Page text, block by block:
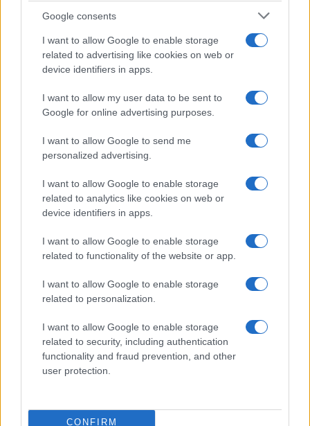
Google consents
I want to allow Google to enable storage
related to advertising like cookies on web or
device identifiers in apps.
I want to allow my user data to be sent to
Google for online advertising purposes.
I want to allow Google to send me
personalized advertising.
I want to allow Google to enable storage
related to analytics like cookies on web or
device identifiers in apps.
I want to allow Google to enable storage
related to functionality of the website or app.
I want to allow Google to enable storage
related to personalization.
I want to allow Google to enable storage
related to security, including authentication
functionality and fraud prevention, and other
user protection.
CONFIRM
és szinte naponta átjár Kelet-
Berlinbe dolgozni a Palesztina
Felszabadítási Szervezet (PFSZ)
irodájába.
A három túszejtő szabadon bocsátását
követően felröppent az az elmélet, hogy
Nyugat-Németország segítette elő a
szabadulásukat, hogy elkerülje a palesztin
terroristák további hadműveleteit a területén.
„Feltehetjük a kérdést, hogy a rendőrség
valóban cselekedni akart-e, vagy le akart
mondani valaki letartóztatásról, hogy
elkerülje a palesztin fegyveresek újabb
támadását” Nyugat-Németországban, –
mondta a napilapnak Dominik Aufleger német
történész, aki ugyanazokhoz a
dokumentumokhoz férhetett hozzá a